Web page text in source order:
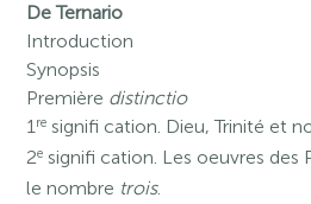
De Ternario
Introduction
Synopsis
Première distinctio
1re signifi cation. Dieu, Trinité et
2e signifi cation. Les oeuvres des
le nombre trois.